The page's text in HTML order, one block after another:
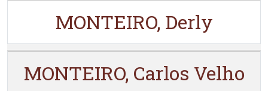
MONTEIRO, Derly
MONTEIRO, Carlos Velho